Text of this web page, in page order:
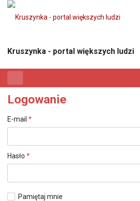
Kruszynka - portal większych ludzi
Logowanie
E-mail *
Hasło *
Pamiętaj mnie